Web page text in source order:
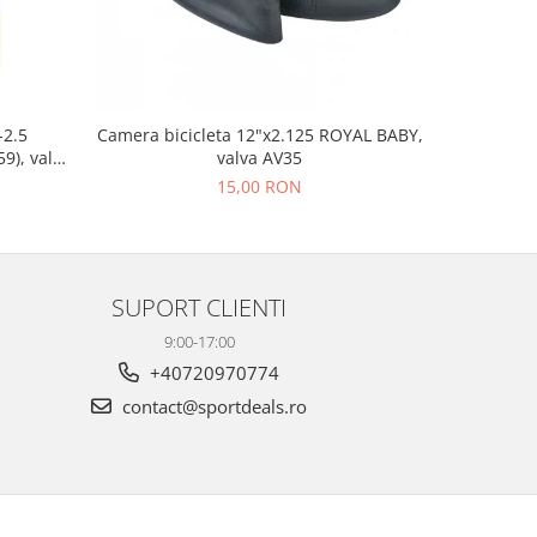
valva
Camera bicicleta 12"x2.125 ROYAL BABY,
valva AV35
15,00 RON
SUPORT CLIENTI
9:00-17:00
+40720970774
contact@sportdeals.ro